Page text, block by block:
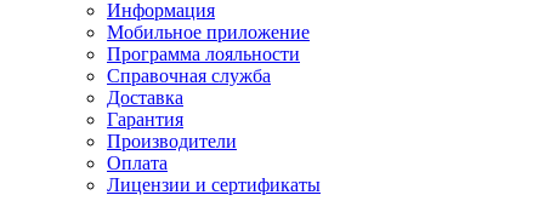
Информация
Мобильное приложение
Программа лояльности
Справочная служба
Доставка
Гарантия
Производители
Оплата
Лицензии и сертификаты